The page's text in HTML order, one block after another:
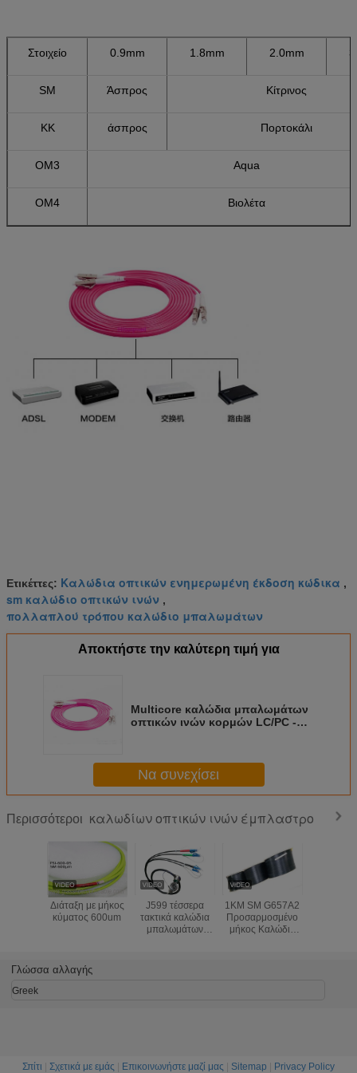
Στοιχείο 0.9mm 1.8mm 2.0mm
SM Άσπρος Κίτρινος
ΚΚ άσπρος Πορτοκάλι
OM3 Aqua
OM4 Βιολέτα
Ετικέττες: Καλώδια οπτικών ενημερωμένη έκδοση κώδικα ,
sm καλώδιο οπτικών ινών ,
πολλαπλού τρόπου καλώδιο μπαλωμάτων
Αποκτήστε την καλύτερη τιμή για
Multicore καλώδια μπαλωμάτων
οπτικών ινών κορμών LC/PC -
Να συνεχίσει
Περισσότεροι καλωδίων οπτικών ινών έμπλαστρο
Διάταξη με μήκος
κύματος 600um
J599 τέσσερα
τακτικά καλώδια
μπαλωμάτων
1KM SM G657A2
Προσαρμοσμένο
μήκος Καλώδιο
Γλώσσα αλλαγής
Greek
Σπίτι Σχετικά με εμάς Επικοινωνήστε μαζί μας Sitemap Privacy Policy